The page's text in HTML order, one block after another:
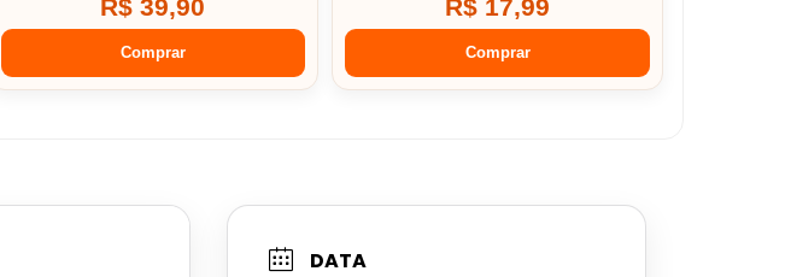
R$ 39,90
Comprar
R$ 17,99
Comprar
DATA